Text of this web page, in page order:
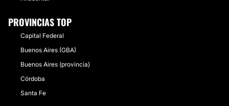
PROVINCIAS TOP
Capital Federal
Buenos Aires (GBA)
Buenos Aires (provincia)
Córdoba
Santa Fe